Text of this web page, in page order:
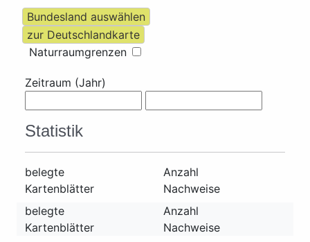
Naturraumgrenzen
Zeitraum (Jahr)
Statistik
belegte
Kartenblätter
Anzahl
Nachweise
belegte
Kartenblätter
Anzahl
Nachweise